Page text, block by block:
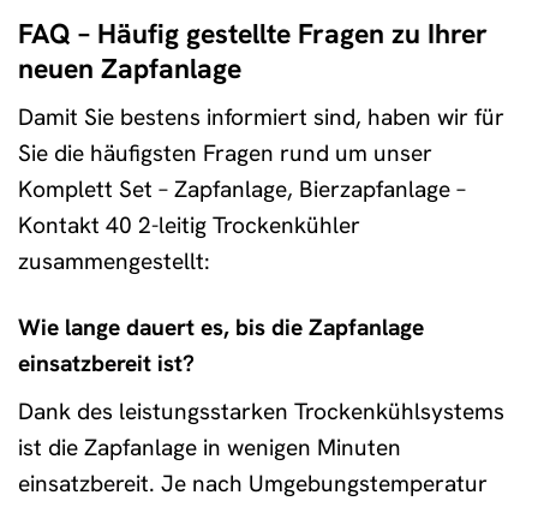
FAQ – Häufig gestellte Fragen zu Ihrer
neuen Zapfanlage
Damit Sie bestens informiert sind, haben wir für
Sie die häufigsten Fragen rund um unser
Komplett Set – Zapfanlage, Bierzapfanlage –
Kontakt 40 2-leitig Trockenkühler
zusammengestellt:
Wie lange dauert es, bis die Zapfanlage
einsatzbereit ist?
Dank des leistungsstarken Trockenkühlsystems
ist die Zapfanlage in wenigen Minuten
einsatzbereit. Je nach Umgebungstemperatur